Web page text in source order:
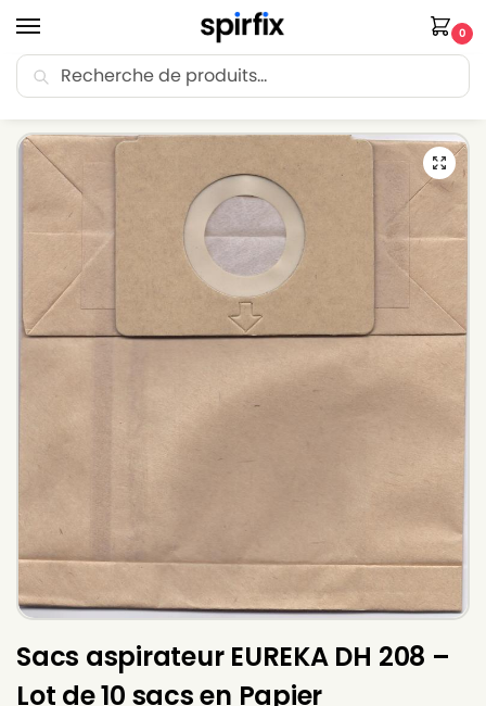
0
🚚 Livraison Point Relais offerte dès 30€ d’achat.
Sacs aspirateur EUREKA DH 208 –
Lot de 10 sacs en Papier